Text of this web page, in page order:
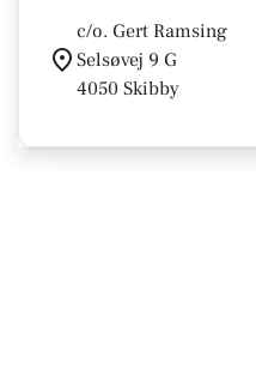
c/o. Gert Ramsing
Selsøvej 9 G
4050 Skibby